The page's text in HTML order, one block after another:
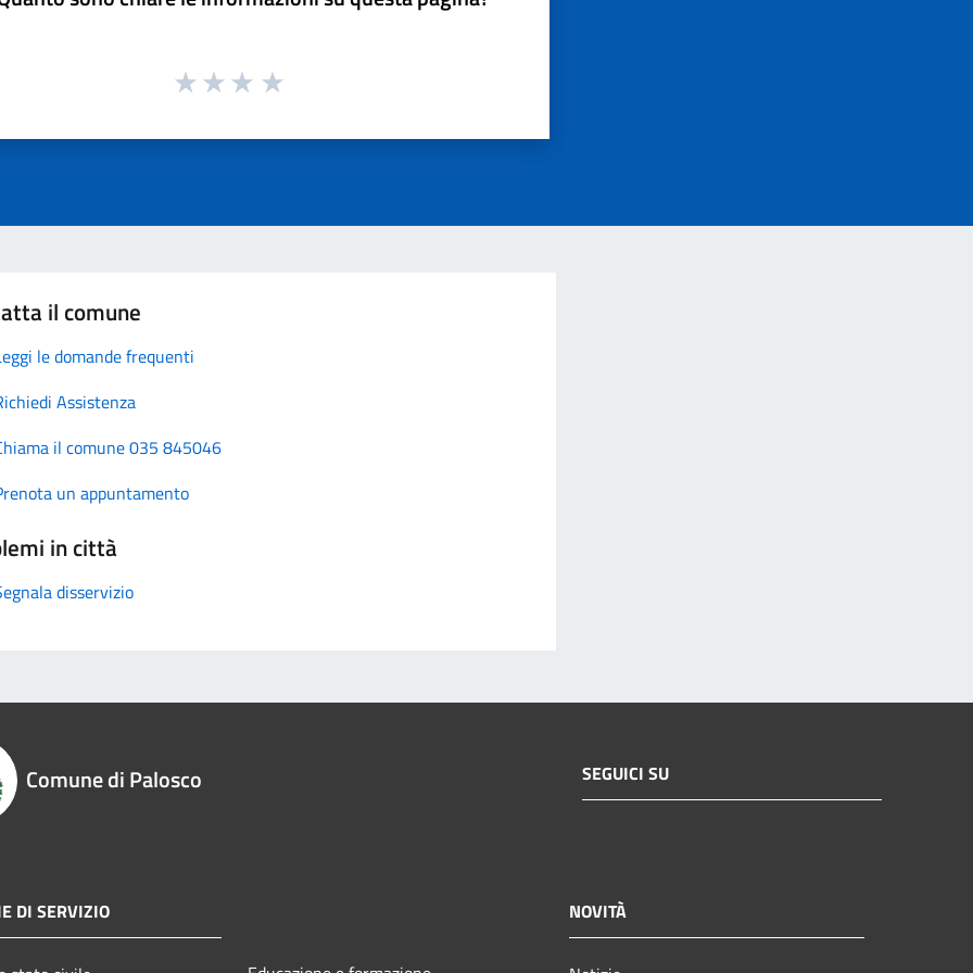
il comune
le domande frequenti
Assistenza
il comune 035 845046
un appuntamento
in città
disservizio
Comune di Palosco SEGUICI SU
DI SERVIZIO NOVITÀ